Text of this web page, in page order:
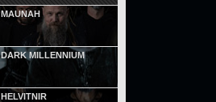
MAUNAH
DARK MILLENNIUM
HELVITNIR